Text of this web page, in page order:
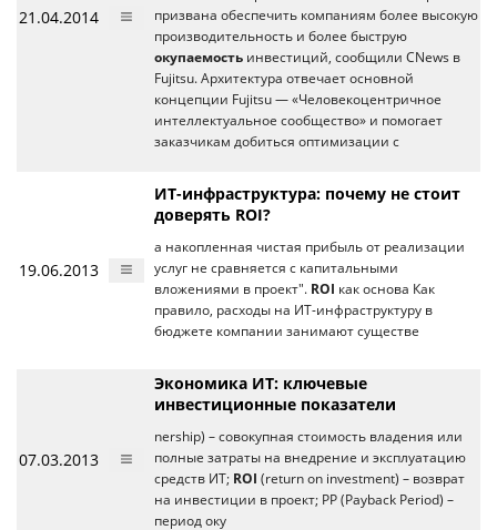
21.04.2014
призвана обеспечить компаниям более высокую
производительность и более быструю
окупаемость инвестиций, сообщили CNews в
Fujitsu. Архитектура отвечает основной
концепции Fujitsu — «Человекоцентричное
интеллектуальное сообщество» и помогает
заказчикам добиться оптимизации с
19.06.2013
ИТ-инфраструктура: почему не стоит
доверять ROI?
а накопленная чистая прибыль от реализации
услуг не сравняется с капитальными
вложениями в проект". ROI как основа Как
правило, расходы на ИТ-инфраструктуру в
бюджете компании занимают существе
07.03.2013
Экономика ИТ: ключевые
инвестиционные показатели
nership) – совокупная стоимость владения или
полные затраты на внедрение и эксплуатацию
средств ИТ; ROI (return on investment) – возврат
на инвестиции в проект; PP (Payback Period) –
период оку